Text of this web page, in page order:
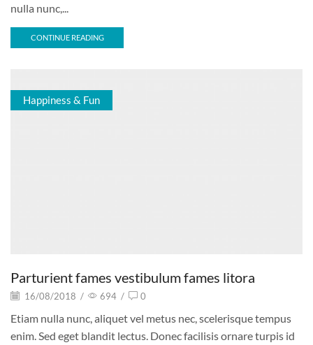
nulla nunc,...
CONTINUE READING
Happiness & Fun
Parturient fames vestibulum fames litora
16/08/2018 / 694 / 0
Etiam nulla nunc, aliquet vel metus nec, scelerisque tempus
enim. Sed eget blandit lectus. Donec facilisis ornare turpis id